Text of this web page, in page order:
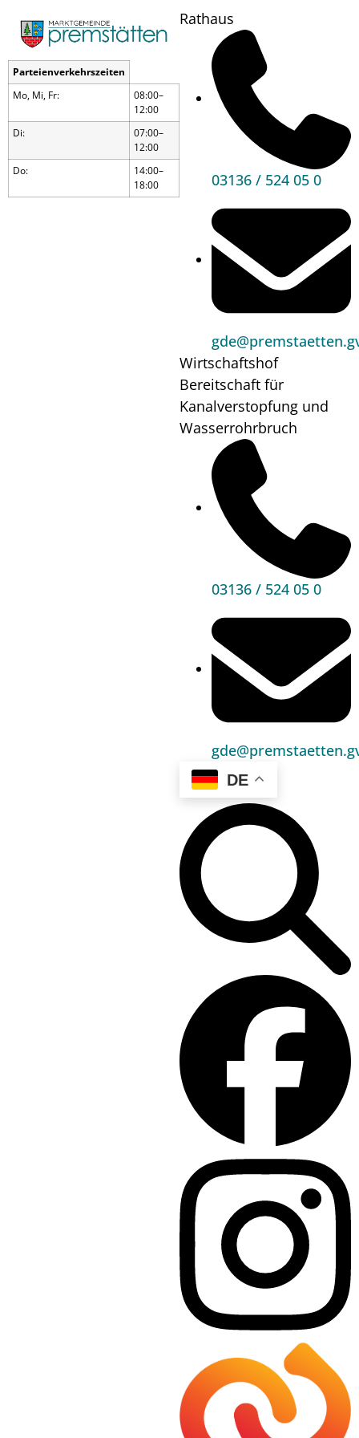
Parteienverkehrszeiten
Mo, Mi, Fr:
08:00–
12:00
Di:
07:00–
12:00
Do:
14:00–
18:00
Rathaus
03136 / 524 05 0
Wirtschaftshof
Bereitschaft für
Kanalverstopfung und
Wasserrohrbruch
03136 / 524 05 0
DE
Veranstaltungen